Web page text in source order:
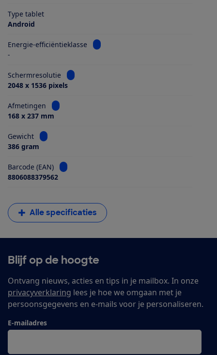
Type tablet
Android
Energie-efficiëntieklasse
Bekijk informatie voor Energie-
-
Schermresolutie
Bekijk informatie voor Schermresolutie
2048 x 1536 pixels
Afmetingen
Bekijk informatie voor Afmetingen
168 x 237 mm
Gewicht
Bekijk informatie voor Gewicht
386 gram
Barcode (EAN)
Bekijk informatie voor Barcode (EAN)
8806088379562
Alle specificaties
Blijf op de hoogte
Ontvang nieuws, acties en tips in je mailbox. In onze
privacyverklaring lees je hoe we omgaan met je
persoonsgegevens en e-mails voor je personaliseren.
E-mailadres